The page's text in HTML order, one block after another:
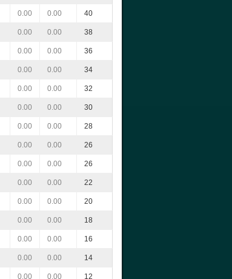
0.00 0.00 40
0.00 0.00 38
0.00 0.00 36
0.00 0.00 34
0.00 0.00 32
0.00 0.00 30
0.00 0.00 28
0.00 0.00 26
0.00 0.00 26
0.00 0.00 22
0.00 0.00 20
0.00 0.00 18
0.00 0.00 16
0.00 0.00 14
0.00 0.00 12